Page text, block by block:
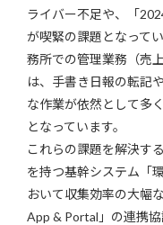
ライバー不足や、「
が喫緊の課題となって
務所での管理業務（売
は、手書き日報の転記
な作業が依然として多
となっています。
これらの課題を解決す
を持つ基幹システム「
おいて収集効率の大幅
App & Portal」の連携